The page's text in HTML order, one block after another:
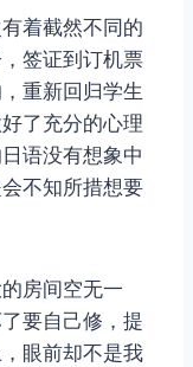
着截然不同的
签证到订机票
重新回归学生
了充分的心理
语没有想象中
不知所措想要
房间空无一
要自己修，提
眼前却不是我